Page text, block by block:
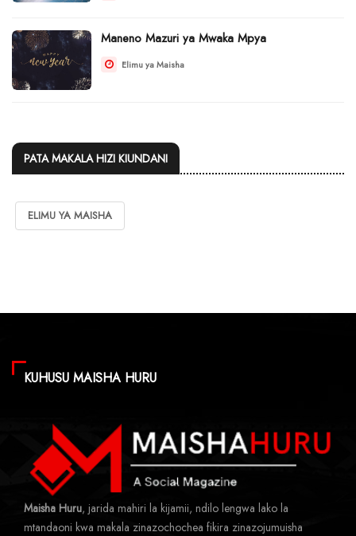
Maneno Mazuri ya Mwaka Mpya
Elimu ya Maisha
PATA MAKALA HIZI KIUNDANI
ELIMU YA MAISHA
KUHUSU MAISHA HURU
Maisha Huru, jarida mahiri la kijamii, ndilo lengwa lako la
mtandaoni kwa makala zinazochochea fikira zinazojumuisha